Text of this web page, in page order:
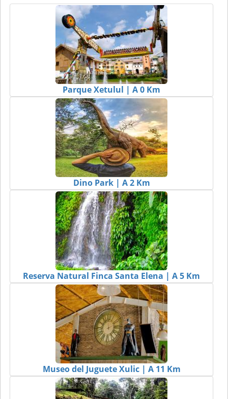
Parque Xetulul | A 0 Km
Dino Park | A 2 Km
Reserva Natural Finca Santa Elena | A 5 Km
Museo del Juguete Xulic | A 11 Km